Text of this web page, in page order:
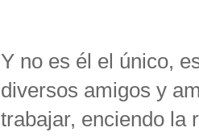
Y no es él el único,
diversos amigos y
trabajar, enciendo la